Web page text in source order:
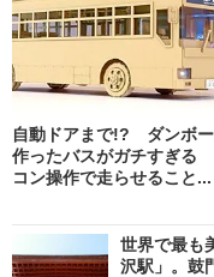
自動ドアまで!? ダンボ
作ったバスがガチすぎる
コン操作で走らせること...
世界で最も
沢駅」。鼓